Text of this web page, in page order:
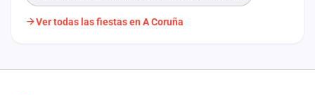
Ver todas las fiestas en A Coruña